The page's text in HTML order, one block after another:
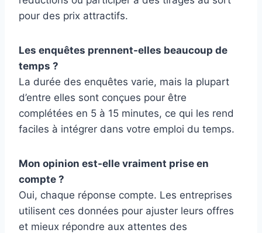
pour des prix attractifs.
Les enquêtes prennent-elles beaucoup de
temps ?
La durée des enquêtes varie, mais la plupart
d’entre elles sont conçues pour être
complétées en 5 à 15 minutes, ce qui les rend
faciles à intégrer dans votre emploi du temps.
Mon opinion est-elle vraiment prise en
compte ?
Oui, chaque réponse compte. Les entreprises
utilisent ces données pour ajuster leurs offres
et mieux répondre aux attentes des